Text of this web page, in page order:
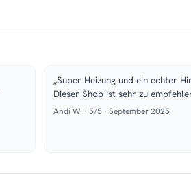
„Super Heizung und ein echter
Dieser Shop ist sehr zu
Andi W. · 5/5 · September 2025